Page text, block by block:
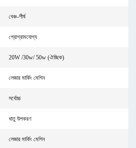
বেঞ্চ-শীর্ষ
প্রোগ্রামযোগ্য
20W /30w/ 50w (ঐচ্ছিক)
লেজার মার্কিং মেশিন
সর্বোচ্চ
ধাতু উপকরণ
লেজার মার্কিং মেশিন